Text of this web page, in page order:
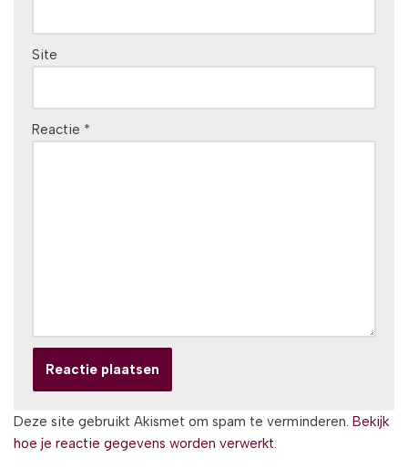
Site
Reactie *
Deze site gebruikt Akismet om spam te verminderen. Bekijk
hoe je reactie gegevens worden verwerkt.